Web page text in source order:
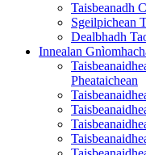
Taisbeanadh
Sgeilpichean
Dealbhadh
Innealan
Pheataichean